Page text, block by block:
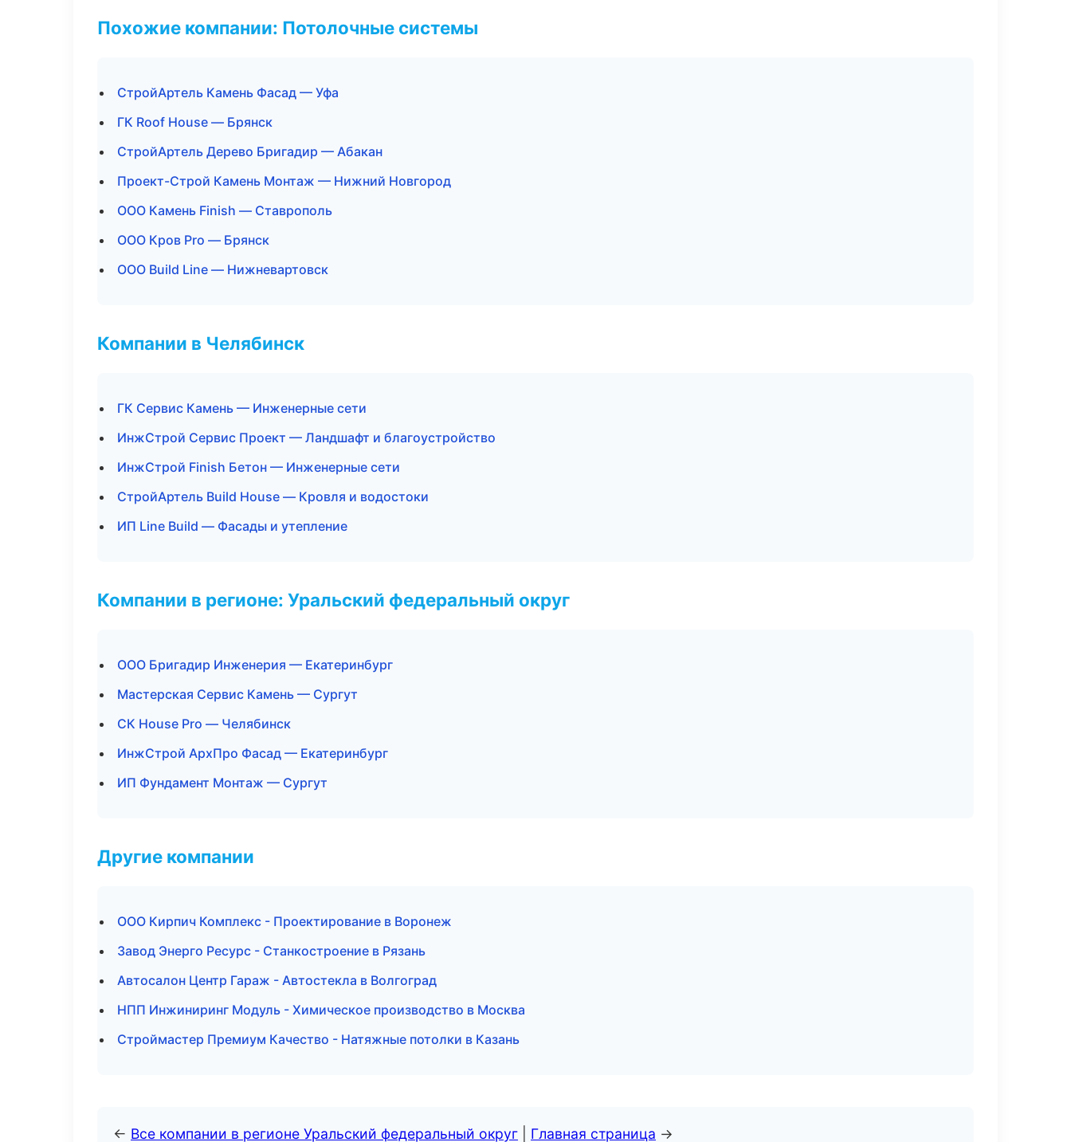
Похожие компании: Потолочные системы
СтройАртель Камень Фасад — Уфа
ГК Roof House — Брянск
СтройАртель Дерево Бригадир — Абакан
Проект-Строй Камень Монтаж — Нижний Новгород
ООО Камень Finish — Ставрополь
ООО Кров Pro — Брянск
ООО Build Line — Нижневартовск
Компании в Челябинск
ГК Сервис Камень — Инженерные сети
ИнжСтрой Сервис Проект — Ландшафт и благоустройство
ИнжСтрой Finish Бетон — Инженерные сети
СтройАртель Build House — Кровля и водостоки
ИП Line Build — Фасады и утепление
Компании в регионе: Уральский федеральный округ
ООО Бригадир Инженерия — Екатеринбург
Мастерская Сервис Камень — Сургут
СК House Pro — Челябинск
ИнжСтрой АрхПро Фасад — Екатеринбург
ИП Фундамент Монтаж — Сургут
Другие компании
ООО Кирпич Комплекс - Проектирование в Воронеж
Завод Энерго Ресурс - Станкостроение в Рязань
Автосалон Центр Гараж - Автостекла в Волгоград
НПП Инжиниринг Модуль - Химическое производство в Москва
Строймастер Премиум Качество - Натяжные потолки в Казань
← Все компании в регионе Уральский федеральный округ Главная страница →